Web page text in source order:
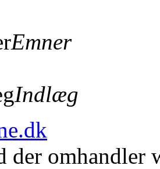
Emner
Indlæg
der omhandler